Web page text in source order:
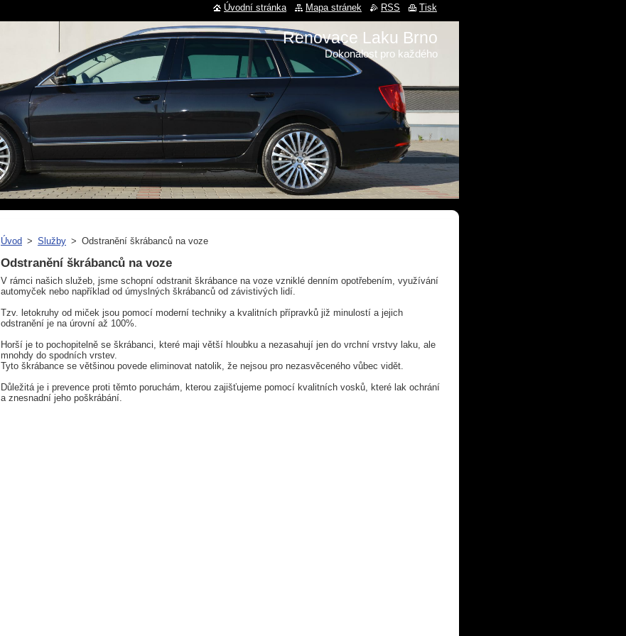
Renovace Laku Brno
Dokonalost pro každého
Úvod > Služby > Odstranění škrábanců na voze
Odstranění škrábanců na voze
V rámci našich služeb, jsme schopní odstranit škrábance na voze vzniklé denním opotřebením, využívání
automyček nebo například od úmyslných škrábanců od závistivých lidí.
Tzv. letokruhy od miček jsou pomocí moderní techniky a kvalitních přípravků již minulostí a jejich
odstranění je na úrovní až 100%.
Horší je to pochopitelně se škrábanci, které maji větší hloubku a nezasahují jen do vrchní vrstvy laku, ale
mnohdy do spodních vrstev.
Tyto škrábance se většinou povede eliminovat natolik, že nejsou pro nezasvěceného vůbec vidět.
Důležitá je i prevence proti těmto poruchám, kterou zajišťujeme pomocí kvalitních vosků, které lak ochrání
a znesnadní jeho poškrábání.
Úvodní stránka Mapa stránek RSS Tisk